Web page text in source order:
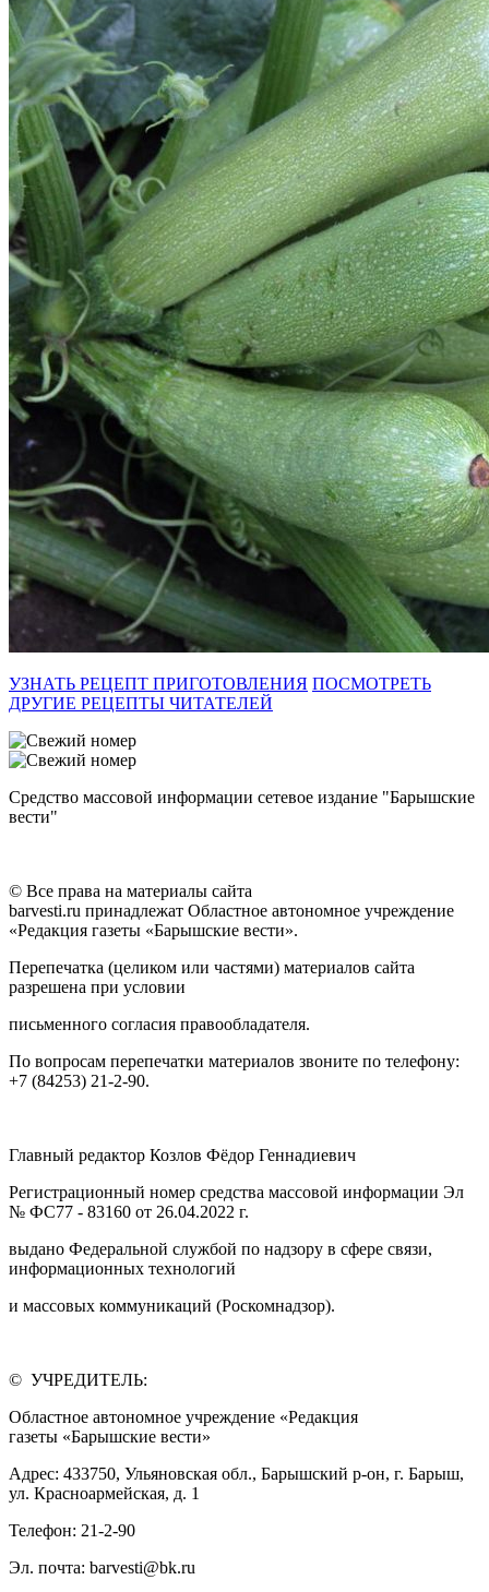
УЗНАТЬ РЕЦЕПТ ПРИГОТОВЛЕНИЯ ПОСМОТРЕТЬ
ДРУГИЕ РЕЦЕПТЫ ЧИТАТЕЛЕЙ
Средство массовой информации сетевое издание "Барышские
вести"
© Все права на материалы сайта
barvesti.ru принадлежат Областное автономное учреждение
«Редакция газеты «Барышские вести».
Перепечатка (целиком или частями) материалов сайта
разрешена при условии
письменного согласия правообладателя.
По вопросам перепечатки материалов звоните по телефону:
+7 (84253) 21-2-90.
Главный редактор Козлов Фёдор Геннадиевич
Регистрационный номер средства массовой информации Эл
№ ФС77 - 83160 от 26.04.2022 г.
выдано Федеральной службой по надзору в сфере связи,
информационных технологий
и массовых коммуникаций (Роскомнадзор).
© УЧРЕДИТЕЛЬ:
Областное автономное учреждение «Редакция
газеты «Барышские вести»
Адрес: 433750, Ульяновская обл., Барышский р-он, г. Барыш,
ул. Красноармейская, д. 1
Телефон: 21-2-90
Эл. почта: barvesti@bk.ru